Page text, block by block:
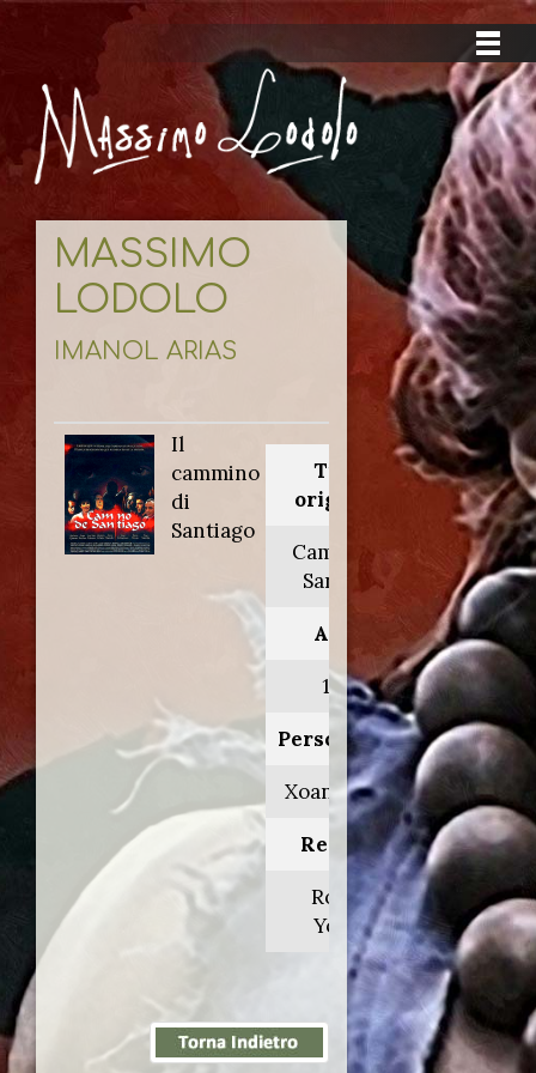
MASSIMO
LODOLO
IMANOL ARIAS
Il
cammino
di
Santiago
Titolo
originale:
Camino de
Santiago
Anno:
1999
Personaggio:
Xoan Castro
Regia di:
Robert
Young